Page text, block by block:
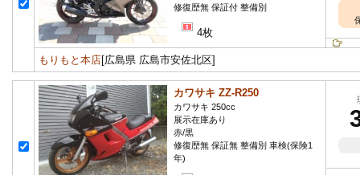
修復歴無 保証付 整備別
4枚
もりもと本店[広島県 広島市安佐北区]
カワサキ ZZ-R250
カワサキ 250cc
展示在庫あり
赤/黒
修復歴無 保証無 整備別 車検(保険1
年)